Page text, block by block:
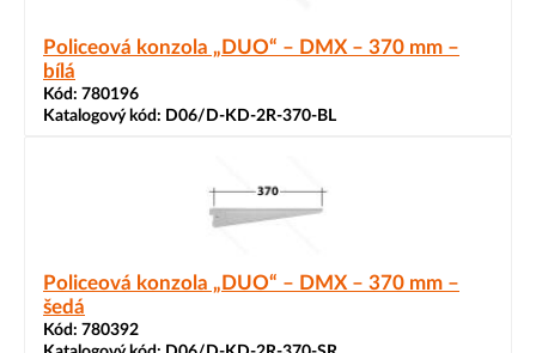
Policeová konzola „DUO“ – DMX – 370 mm –
bílá
Kód: 780196
Katalogový kód: D06/D-KD-2R-370-BL
Policeová konzola „DUO“ – DMX – 370 mm –
šedá
Kód: 780392